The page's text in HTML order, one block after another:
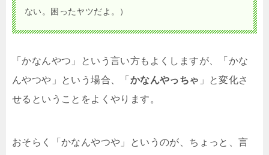
ない。困ったヤツだよ。）
「かなんやつ」という言い方もよくしますが、「かな
んやつや」という場合、「 かなんやっちゃ 」と変化さ
せるということをよくやります。
おそらく「かなんやつや」というのが、ちょっと、言